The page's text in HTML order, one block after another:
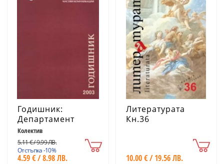
Годишник:
Департамент
Масови
комуникации /
НБУ
Колектив
5.11 € / 9.99 ЛВ.
Отстъпка -10%
4.59 € / 8.98 ЛВ.
Литературата
Кн.36
10.00 € / 19.56 ЛВ.